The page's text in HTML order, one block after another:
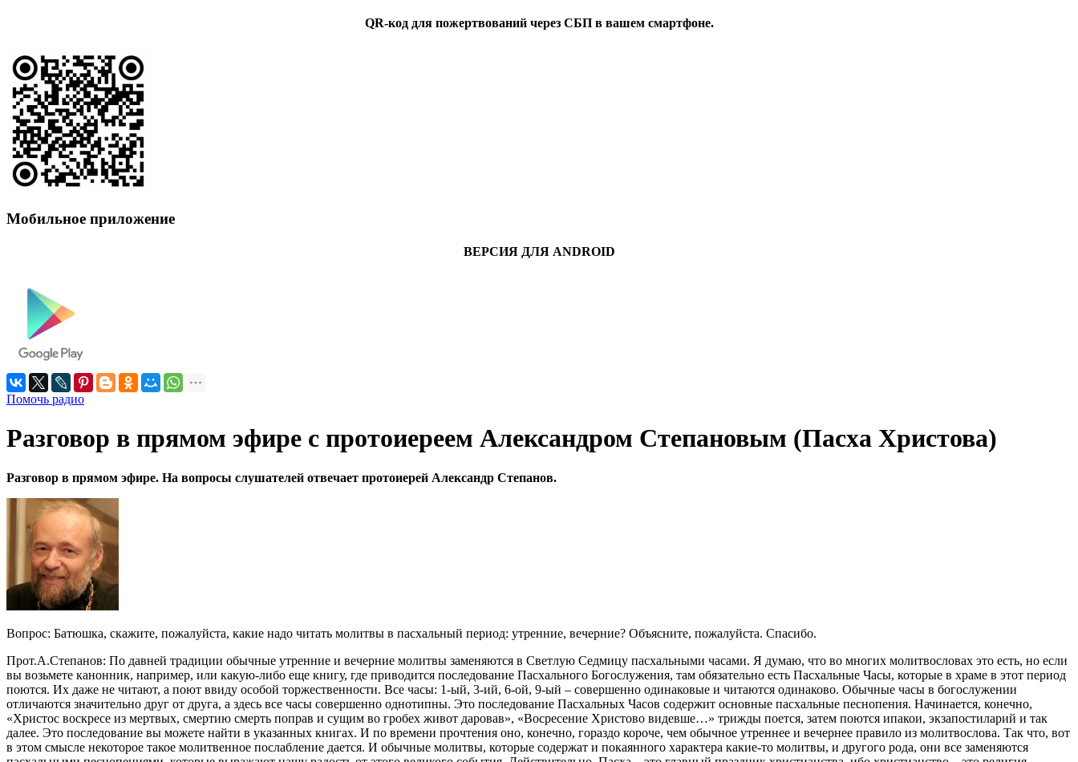
QR-код для пожертвований через СБП в вашем смартфоне.
Мобильное приложение
ВЕРСИЯ ДЛЯ ANDROID
Помочь радио
Разговор в прямом эфире с протоиереем Александром Степановым (Пасха Христова)
Разговор в прямом эфире. На вопросы слушателей отвечает протоиерей Александр Степанов.
Вопрос: Батюшка, скажите, пожалуйста, какие надо читать молитвы в пасхальный период: утренние, вечерние? Объясните, пожалуйста. Спасибо.
Прот.А.Степанов: По давней традиции обычные утренние и вечерние молитвы заменяются в Светлую Седмицу пасхальными часами. Я думаю, что во многих молитвословах это есть, но если
вы возьмете канонник, например, или какую-либо еще книгу, где приводится последование Пасхального Богослужения, там обязательно есть Пасхальные Часы, которые в храме в этот период
поются. Их даже не читают, а поют ввиду особой торжественности. Все часы: 1-ый, 3-ий, 6-ой, 9-ый – совершенно одинаковые и читаются одинаково. Обычные часы в богослужении
отличаются значительно друг от друга, а здесь все часы совершенно однотипны. Это последование Пасхальных Часов содержит основные пасхальные песнопения. Начинается, конечно,
«Христос воскресе из мертвых, смертию смерть поправ и сущим во гробех живот даровав», «Восресение Христово видевше…» трижды поется, затем поются ипакои, экзапостиларий и так
далее. Это последование вы можете найти в указанных книгах. И по времени прочтения оно, конечно, гораздо короче, чем обычное утреннее и вечернее правило из молитвослова. Так что, вот
в этом смысле некоторое такое молитвенное послабление дается. И обычные молитвы, которые содержат и покаянного характера какие-то молитвы, и другого рода, они все заменяются